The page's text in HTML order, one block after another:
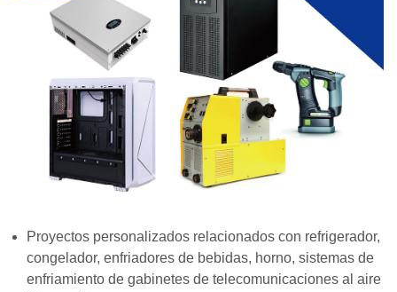
Proyectos personalizados relacionados con refrigerador,
congelador, enfriadores de bebidas, horno, sistemas de
enfriamiento de gabinetes de telecomunicaciones al aire